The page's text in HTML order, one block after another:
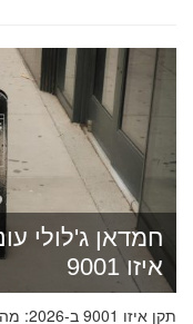
חמדאן ג'לולי
איזו 9001
תקן